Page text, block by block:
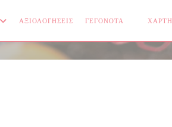
ΑΞΙΟΛΟΓΉΣΕΙΣ ΓΕΓΟΝΌΤΑ